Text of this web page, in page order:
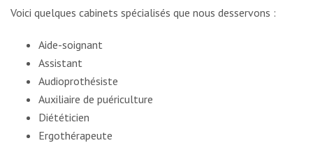
Voici quelques cabinets spécialisés que nous desservons :
Aide-soignant
Assistant
Audioprothésiste
Auxiliaire de puériculture
Diététicien
Ergothérapeute